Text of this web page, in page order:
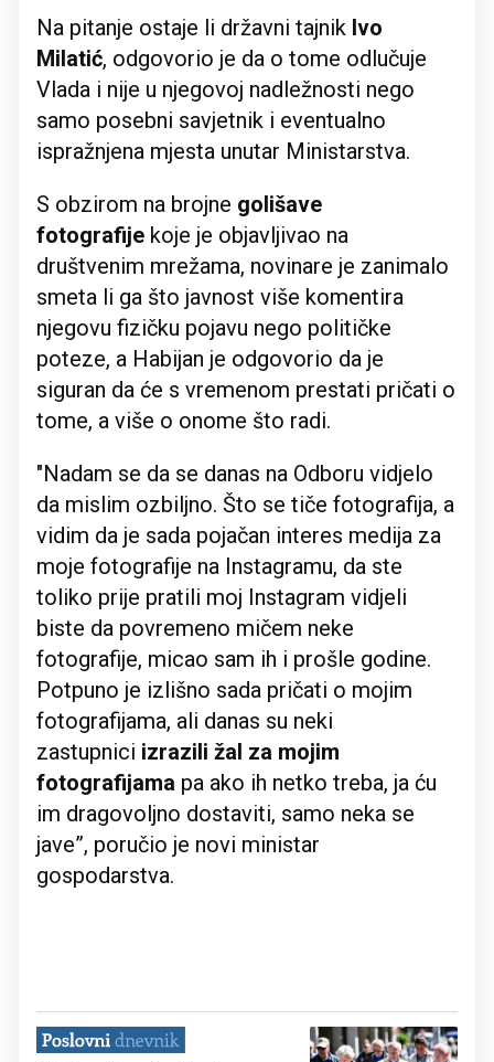
Na pitanje ostaje li državni tajnik Ivo
Milatić, odgovorio je da o tome odlučuje
Vlada i nije u njegovoj nadležnosti nego
samo posebni savjetnik i eventualno
ispražnjena mjesta unutar Ministarstva.
S obzirom na brojne golišave
fotografije koje je objavljivao na
društvenim mrežama, novinare je zanimalo
smeta li ga što javnost više komentira
njegovu fizičku pojavu nego političke
poteze, a Habijan je odgovorio da je
siguran da će s vremenom prestati pričati o
tome, a više o onome što radi.
"Nadam se da se danas na Odboru vidjelo
da mislim ozbiljno. Što se tiče fotografija, a
vidim da je sada pojačan interes medija za
moje fotografije na Instagramu, da ste
toliko prije pratili moj Instagram vidjeli
biste da povremeno mičem neke
fotografije, micao sam ih i prošle godine.
Potpuno je izlišno sada pričati o mojim
fotografijama, ali danas su neki
zastupnici izrazili žal za mojim
fotografijama pa ako ih netko treba, ja ću
im dragovoljno dostaviti, samo neka se
jave”, poručio je novi ministar
gospodarstva.